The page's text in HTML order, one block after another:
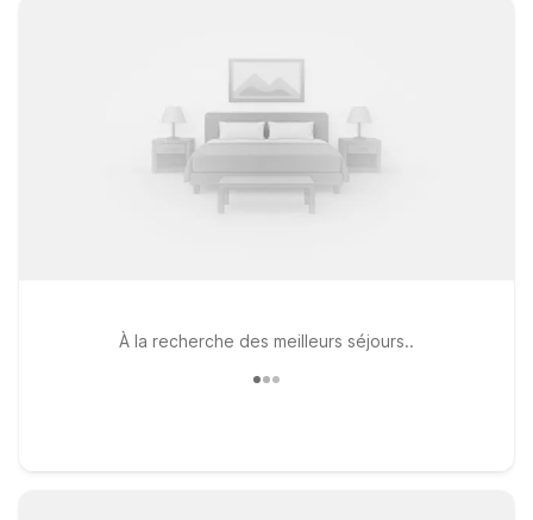
À la recherche des meilleurs séjours..